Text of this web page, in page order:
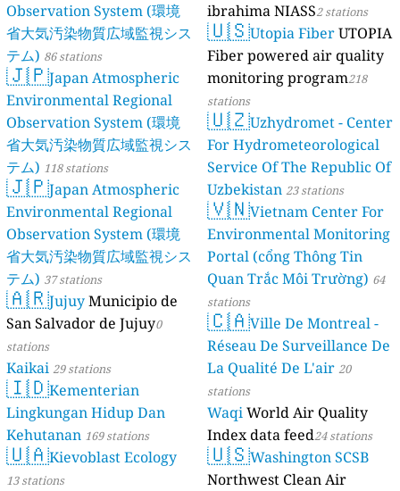
Observation System (環境
省大気汚染物質広域監視シス
テム) 86 stations
🇯🇵Japan Atmospheric
Environmental Regional
Observation System (環境
省大気汚染物質広域監視シス
テム) 118 stations
🇯🇵Japan Atmospheric
Environmental Regional
Observation System (環境
省大気汚染物質広域監視シス
テム) 37 stations
🇦🇷Jujuy Municipio de
San Salvador de Jujuy0
stations
Kaikai 29 stations
🇮🇩Kementerian
Lingkungan Hidup Dan
Kehutanan 169 stations
🇺🇦Kievoblast Ecology
13 stations
ibrahima NIASS2 stations
🇺🇸Utopia FiberUTOPIA
Fiber powered air quality
monitoring program218
stations
🇺🇿Uzhydromet - Center
For Hydrometeorological
Service Of The Republic Of
Uzbekistan 23 stations
🇻🇳Vietnam Center For
Environmental Monitoring
Portal (cổng Thông Tin
Quan Trắc Môi Trường) 64
stations
🇨🇦Ville De Montreal -
Réseau De Surveillance De
La Qualité De L'air 20
stations
WaqiWorld Air Quality
Index data feed24 stations
🇺🇸Washington SCSB
Northwest Clean Air